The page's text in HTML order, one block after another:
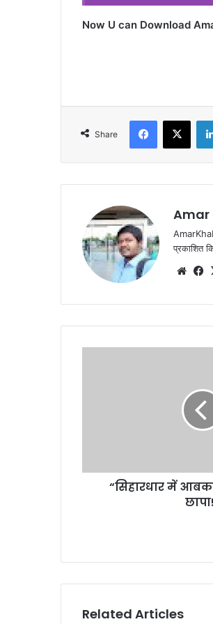
Now U can Download
Share
Facebook
X
Amar
प्रकाशित
“सिहारधार में
Related Articles